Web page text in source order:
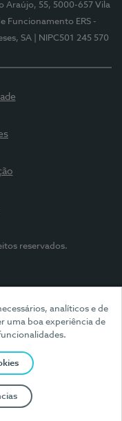
analíticos e de
uma boa experiência de
Araújo, 55, 5000-657 Vila
Funcionamento ERS -
SA | NIPC501 245 570
reservados.